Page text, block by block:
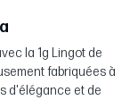
la 1g Lingot de
fabriquées à
d'élégance et de